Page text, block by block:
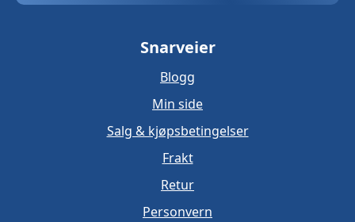
Snarveier
Blogg
Min side
Salg & kjøpsbetingelser
Frakt
Retur
Personvern